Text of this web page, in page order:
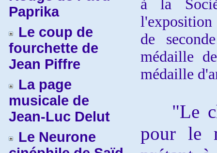
Paprika
Le coup de
fourchette de
Jean Piffre
La page
musicale de
Jean-Luc Delut
Le Neurone
à la
l'exposition
de
médaille
médaille
"Le
pour le